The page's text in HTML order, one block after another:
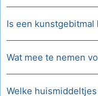
Is een
Wat mee te nemen
Welke